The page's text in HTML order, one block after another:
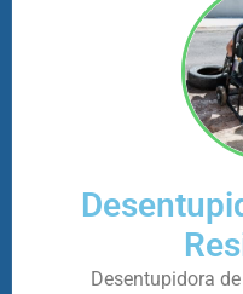
Desentupidora